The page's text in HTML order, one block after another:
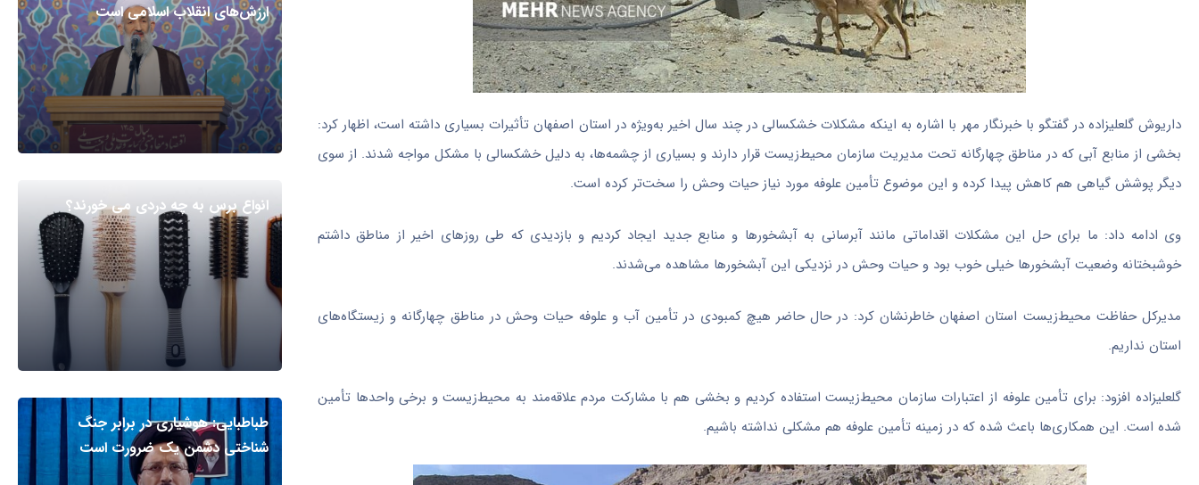
داریوشگلعلیزاده در گفتگو با خبرنگار مهر با اشاره به اینکه مشکلات خشکسالی در چند سال اخیر به‌ویژه در استان اصفهان تأثیرات بسیاری داشته است، اظهار کرد:
بخشی از منابع آبی که در مناطق چهارگانه تحت مدیریت سازمان محیط‌زیست قرار دارند و بسیاری از چشمه‌ها، به دلیل خشکسالی با مشکل مواجه شدند. از سوی
دیگر پوشش گیاهی هم کاهش پیدا کرده و این موضوع تأمین علوفه مورد نیاز حیات وحش را سخت‌تر کرده است.
وی ادامه داد: ما برای حل این مشکلات اقداماتی مانند آبرسانی به آبشخورها و منابع جدید ایجاد کردیم و بازدیدی که طی روزهای اخیر از مناطق داشتم
خوشبختانه وضعیت آبشخورها خیلی خوب بود و حیات وحش در نزدیکی این آبشخورها مشاهده می‌شدند.
مدیرکل حفاظت محیط‌زیست استان اصفهان خاطرنشان کرد: در حال حاضر هیچ کمبودی در تأمین آب و علوفه حیات وحش در مناطق چهارگانه و زیستگاه‌های
استان نداریم.
گلعلیزاده افزود: برای تأمین علوفه از اعتبارات سازمان محیط‌زیست استفاده کردیم و بخشی هم با مشارکت مردم علاقه‌مند به محیط‌زیست و برخی واحدها تأمین
شده است. این همکاری‌ها باعث شده که در زمینه تأمین علوفه هم مشکلی نداشته باشیم.
ارزش‌های انقلاب اسلامی است
انواع برس به چه دردی می خورند؟
طباطبایی: هوشیاری در برابر جنگ
شناختی دشمن یک ضرورت است